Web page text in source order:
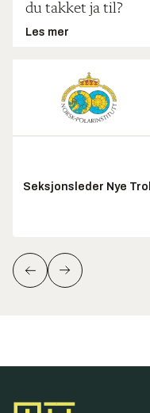
du takket ja til?
Les mer
Seksjonsleder Nye Troll